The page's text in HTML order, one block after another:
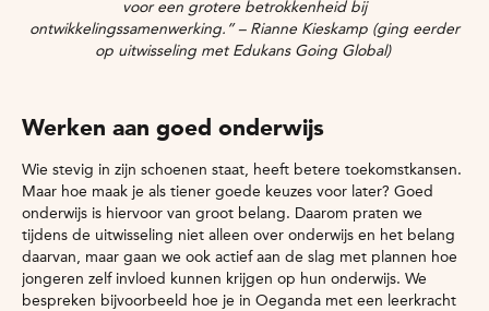
voor een grotere betrokkenheid bij
ontwikkelingssamenwerking.” – Rianne Kieskamp (ging eerder
op uitwisseling met Edukans Going Global)
Werken aan goed onderwijs
Wie stevig in zijn schoenen staat, heeft betere toekomstkansen.
Maar hoe maak je als tiener goede keuzes voor later? Goed
onderwijs is hiervoor van groot belang. Daarom praten we
tijdens de uitwisseling niet alleen over onderwijs en het belang
daarvan, maar gaan we ook actief aan de slag met plannen hoe
jongeren zelf invloed kunnen krijgen op hun onderwijs. We
bespreken bijvoorbeeld hoe je in Oeganda met een leerkracht